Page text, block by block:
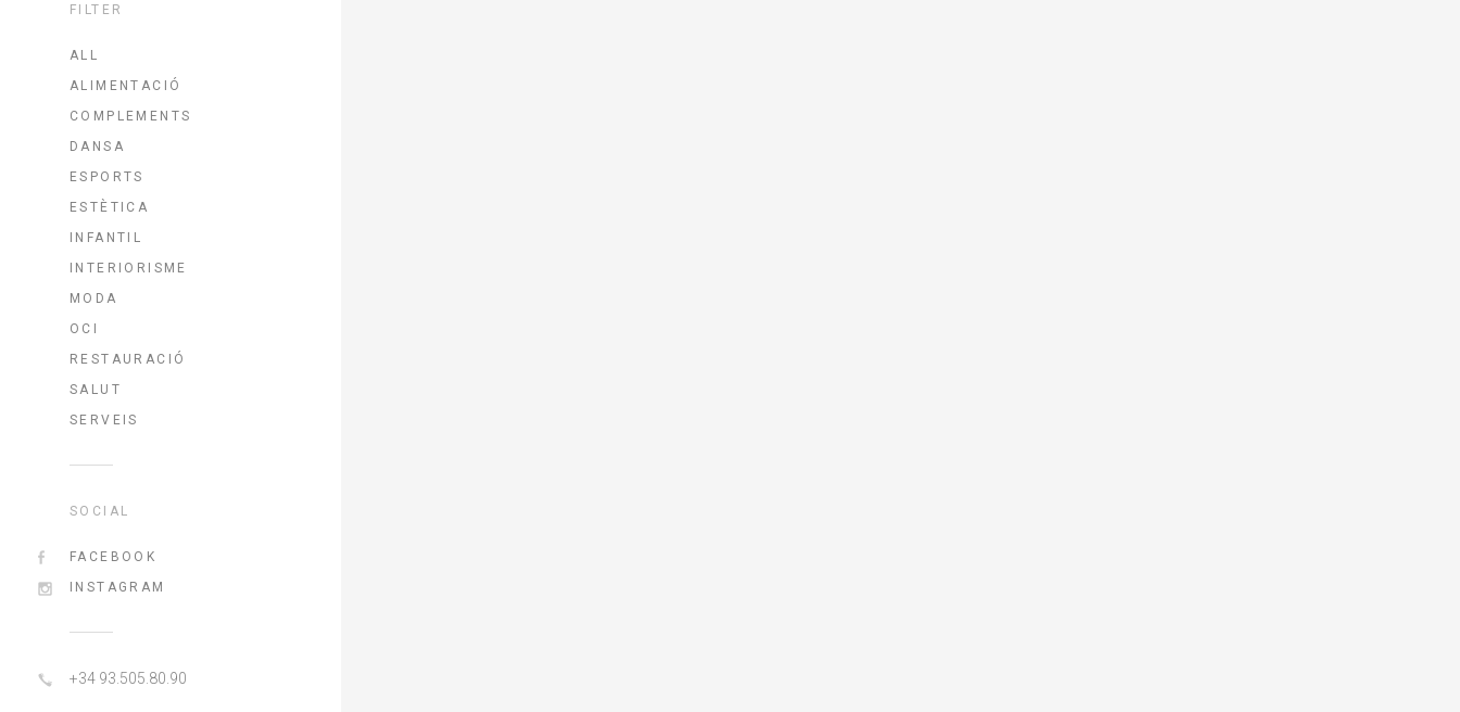
FILTER
ALL
ALIMENTACIÓ
COMPLEMENTS
DANSA
ESPORTS
ESTÈTICA
INFANTIL
INTERIORISME
MODA
OCI
RESTAURACIÓ
SALUT
SERVEIS
SOCIAL
FACEBOOK
INSTAGRAM
+34 93.505.80.90